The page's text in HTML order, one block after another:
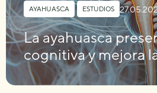
AYAHUASCA ESTUDIOS
La ayahuasca
cognitiva y mejora